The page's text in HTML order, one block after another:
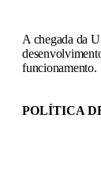
A chegada da
funcionamento.
POLÍTICA